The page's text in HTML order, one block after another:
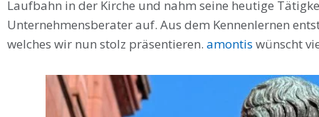
Laufbahn in der Kirche und nahm seine heutige
Unternehmensberater auf. Aus dem Kennenlernen
welches wir nun stolz präsentieren. amontis wünscht